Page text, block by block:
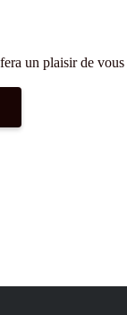
un plaisir de vous